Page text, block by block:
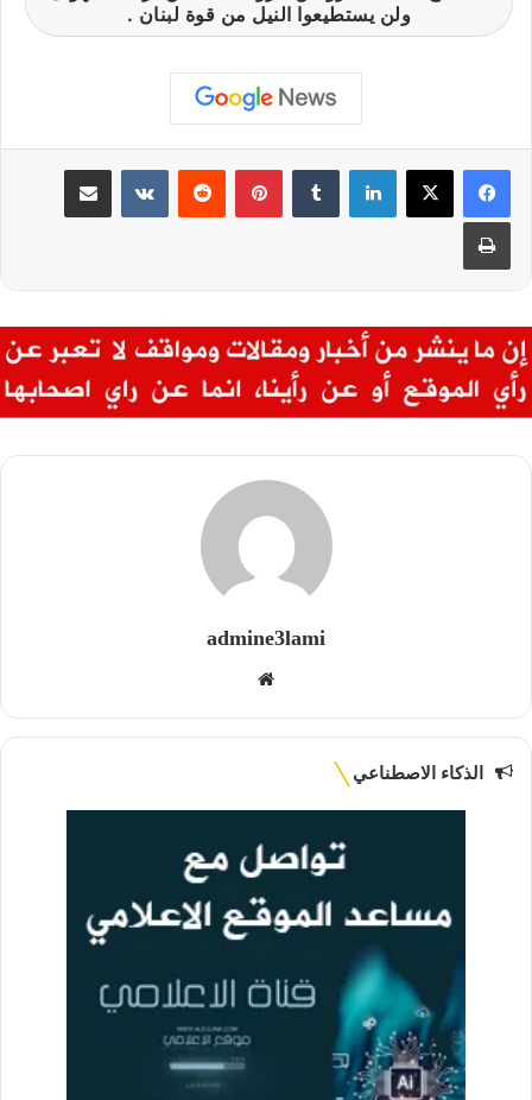
ولن يستطيعوا النيل من قوة لبنان .
لينكدإن بينتيريست مشاركة عبر البريد
طباعة
admine3lami
الذكاء الاصطناعي